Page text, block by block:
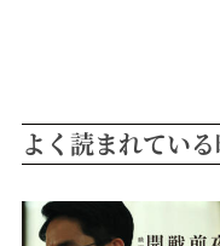
よく読まれてい